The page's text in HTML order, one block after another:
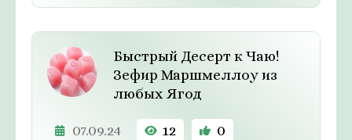
Быстрый Десерт к Чаю!
Зефир Маршмеллоу из
любых Ягод
07.09.24 12 0